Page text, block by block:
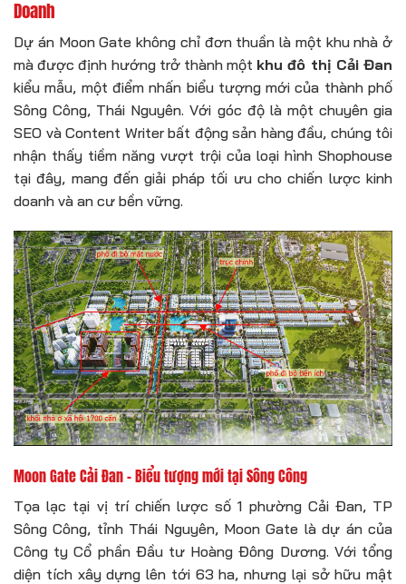
Doanh
Dự án Moon Gate không chỉ đơn thuần là một khu nhà ở
mà được định hướng trở thành một khu đô thị Cải Đan
kiểu mẫu, một điểm nhấn biểu tượng mới của thành phố
Sông Công, Thái Nguyên. Với góc độ là một chuyên gia
SEO và Content Writer bất động sản hàng đầu, chúng tôi
nhận thấy tiềm năng vượt trội của loại hình Shophouse
tại đây, mang đến giải pháp tối ưu cho chiến lược kinh
doanh và an cư bền vững.
Moon Gate Cải Đan – Biểu tượng mới tại Sông Công
Tọa lạc tại vị trí chiến lược số 1 phường Cải Đan, TP
Sông Công, tỉnh Thái Nguyên, Moon Gate là dự án của
Công ty Cổ phần Đầu tư Hoàng Đông Dương. Với tổng
diện tích xây dựng lên tới 63 ha, nhưng lại sở hữu mật